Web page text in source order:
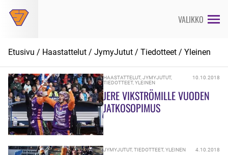
suoraan
VALIKKO
Etusivu / Haastattelut / JymyJutut / Tiedotteet / Yleinen
HAASTATTELUT,JYMYJUTUT,
TIEDOTTEET,YLEINEN
10.10.2018
JERE VIKSTRÖMILLE VUODEN
JATKOSOPIMUS
JYMYJUTUT,TIEDOTTEET,YLEINEN 4.10.2018